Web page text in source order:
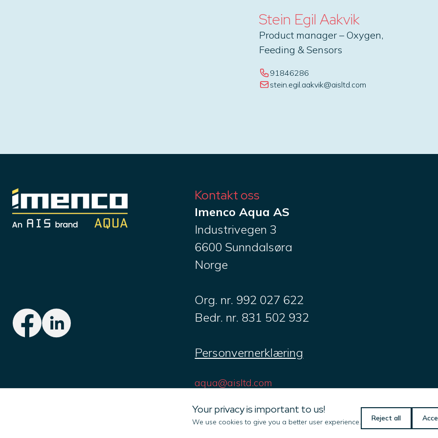
Stein Egil Aakvik
Product manager – Oxygen,
Feeding & Sensors
91846286
stein.egil.aakvik@aisltd.com
Kontakt oss
Imenco Aqua AS
Industrivegen 3
6600 Sunndalsøra
Norge
Org. nr. 992 027 622
Bedr. nr. 831 502 932
Personvernerklæring
aqua@aisltd.com
Your privacy is important to us!
We use cookies to give you a better user experience. Reject all